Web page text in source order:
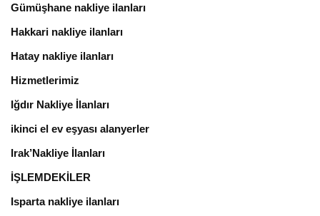
Gümüşhane nakliye ilanları
Hakkari nakliye ilanları
Hatay nakliye ilanları
Hizmetlerimiz
Iğdır Nakliye İlanları
ikinci el ev eşyası alanyerler
Irak’Nakliye İlanları
İŞLEMDEKİLER
Isparta nakliye ilanları